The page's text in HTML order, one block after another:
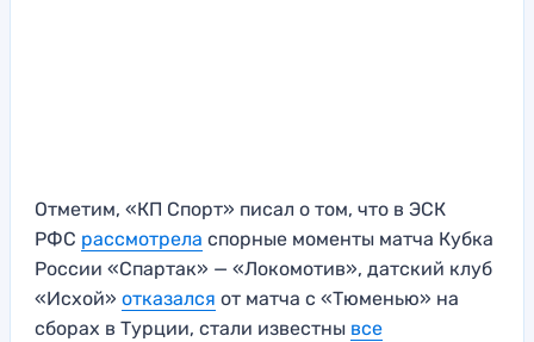
Отметим, «КП Спорт» писал о том, что в ЭСК
РФС рассмотрела спорные моменты матча Кубка
России «Спартак» — «Локомотив», датский клуб
«Исхой» отказался от матча с «Тюменью» на
сборах в Турции, стали известны все